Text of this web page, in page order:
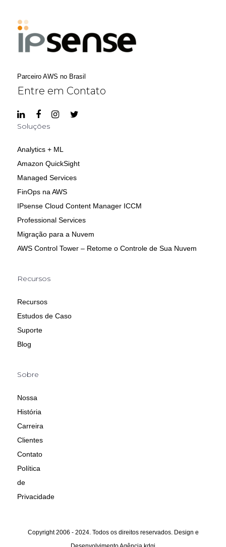
Parceiro AWS no Brasil
Entre em Contato
Soluções
Analytics + ML
Amazon QuickSight
Managed Services
FinOps na AWS
IPsense Cloud Content Manager ICCM
Professional Services
Migração para a Nuvem
AWS Control Tower – Retome o Controle de Sua Nuvem
Recursos
Recursos
Estudos de Caso
Suporte
Blog
Sobre
Nossa
História
Carreira
Clientes
Contato
Política
de
Privacidade
Copyright 2006 - 2024. Todos os direitos reservados. Design e